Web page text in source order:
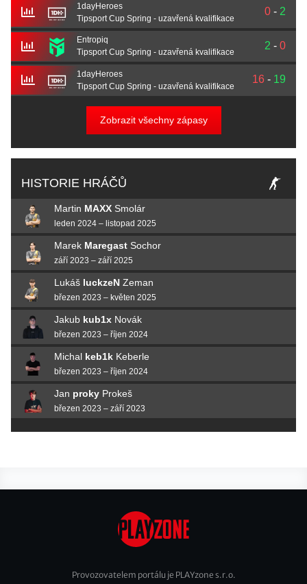
1dayHeroes
Tipsport Cup Spring - uzavřená kvalifikace
0 - 2
Entropiq
Tipsport Cup Spring - uzavřená kvalifikace
2 - 0
1dayHeroes
Tipsport Cup Spring - uzavřená kvalifikace
16 - 19
Zobrazit všechny zápasy
HISTORIE HRÁČŮ
Martin MAXX Smolár
leden 2024 – listopad 2025
Marek Maregast Sochor
září 2023 – září 2025
Lukáš luckzeN Zeman
březen 2023 – květen 2025
Jakub kub1x Novák
březen 2023 – říjen 2024
Michal keb1k Keberle
březen 2023 – říjen 2024
Jan proky Prokeš
březen 2023 – září 2023
Provozovatelem portálu je PLAYzone s.r.o.